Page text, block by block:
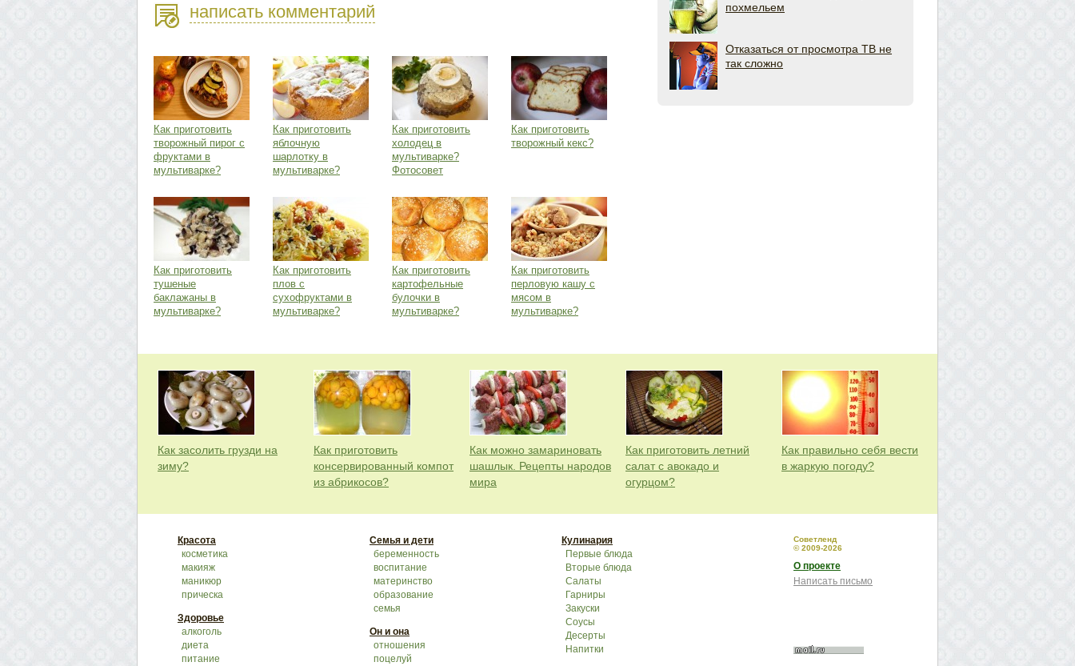
написать комментарий
Как приготовить
творожный пирог с
фруктами в
мультиварке?
Как приготовить
яблочную
шарлотку в
мультиварке?
Как приготовить
холодец в
мультиварке?
Фотосовет
Как приготовить
творожный кекс?
Как приготовить
тушеные
баклажаны в
мультиварке?
Как приготовить
плов с
сухофруктами в
мультиварке?
Как приготовить
картофельные
булочки в
мультиварке?
Как приготовить
перловую кашу с
мясом в
мультиварке?
похмельем
Отказаться от просмотра ТВ не
так сложно
Как засолить грузди на
зиму?
Как приготовить
консервированный компот
из абрикосов?
Как можно замариновать
шашлык. Рецепты народов
мира
Как приготовить летний
салат с авокадо и
огурцом?
Как правильно себя вести
в жаркую погоду?
Красота
косметика
макияж
маникюр
прическа
Здоровье
алкоголь
диета
питание
Семья и дети
беременность
воспитание
материнство
образование
семья
Он и она
отношения
поцелуй
Кулинария
Первые блюда
Вторые блюда
Салаты
Гарниры
Закуски
Соусы
Десерты
Напитки
Советленд
© 2009-2026
О проекте
Написать письмо